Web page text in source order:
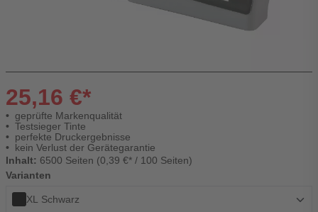
25,16 €*
geprüfte Markenqualität
Testsieger Tinte
perfekte Druckergebnisse
kein Verlust der Gerätegarantie
Inhalt: 6500 Seiten (0,39 €* / 100 Seiten)
Varianten
XL Schwarz